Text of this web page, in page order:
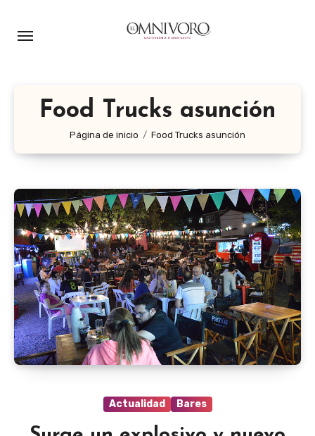
Food Trucks asunción
Página de inicio Food Trucks asunción
Actualidad Bares